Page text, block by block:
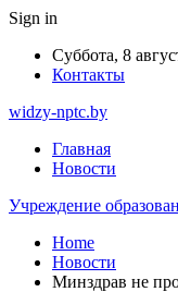
Sign in
Суббота, 8
Контакты
widzy-nptc.by
Главная
Новости
Учреждение
Home
Новости
Минздрав не